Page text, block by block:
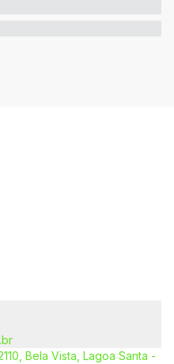
Bela Vista, Lagoa Santa -